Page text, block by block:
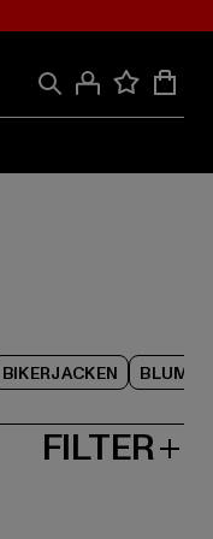
BIKERJACKEN
FILTER